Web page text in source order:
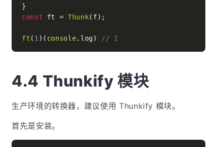
const ft = Thunk(f);
ft ( 1 )( console. log) // 1
Thunkify 模块
生产环境的转换器，建议使用 Thunkify 模块。
首先是安装。